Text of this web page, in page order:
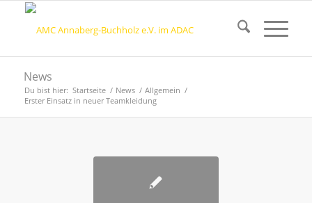
News
Du bist hier: Startseite / News / Allgemein /
Erster Einsatz in neuer Teamkleidung